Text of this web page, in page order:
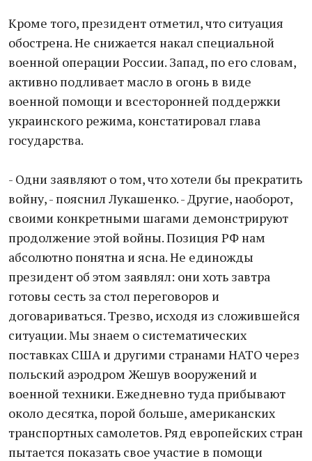
Кроме того, президент отметил, что ситуация
обострена. Не снижается накал специальной
военной операции России. Запад, по его словам,
активно подливает масло в огонь в виде
военной помощи и всесторонней поддержки
украинского режима, констатировал глава
государства.
- Одни заявляют о том, что хотели бы прекратить
войну, - пояснил Лукашенко. - Другие, наоборот,
своими конкретными шагами демонстрируют
продолжение этой войны. Позиция РФ нам
абсолютно понятна и ясна. Не единожды
президент об этом заявлял: они хоть завтра
готовы сесть за стол переговоров и
договариваться. Трезво, исходя из сложившейся
ситуации. Мы знаем о систематических
поставках США и другими странами НАТО через
польский аэродром Жешув вооружений и
военной техники. Ежедневно туда прибывают
около десятка, порой больше, американских
транспортных самолетов. Ряд европейских стран
пытается показать свое участие в помощи